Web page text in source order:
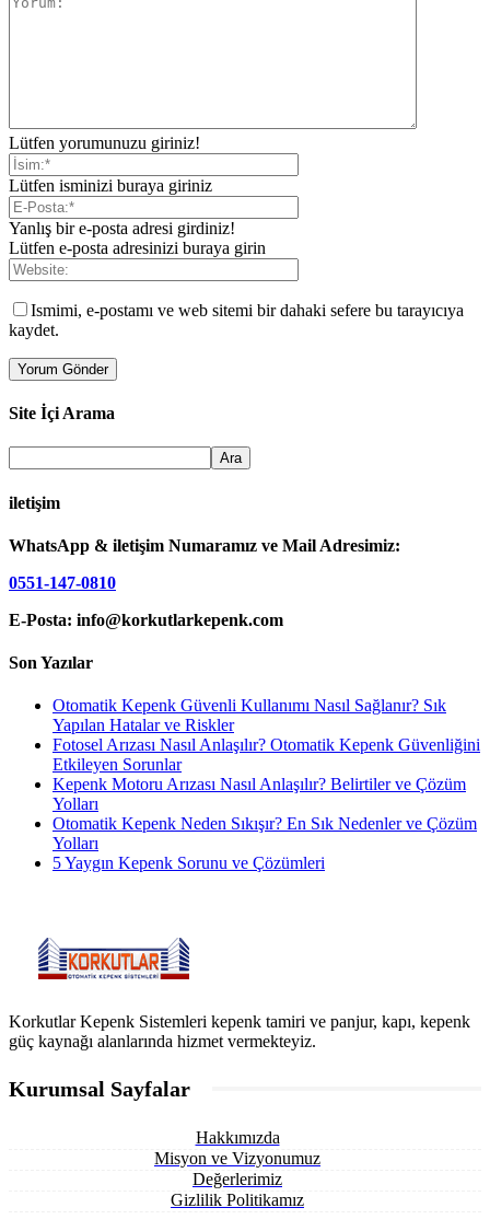
Lütfen yorumunuzu giriniz!
Lütfen isminizi buraya giriniz
Yanlış bir e-posta adresi girdiniz!
Lütfen e-posta adresinizi buraya girin
Ismimi, e-postamı ve web sitemi bir dahaki sefere bu tarayıcıya
kaydet.
Site İçi Arama
iletişim
WhatsApp & iletişim Numaramız ve Mail Adresimiz:
0551-147-0810
E-Posta: info@korkutlarkepenk.com
Son Yazılar
Otomatik Kepenk Güvenli Kullanımı Nasıl Sağlanır? Sık
Yapılan Hatalar ve Riskler
Fotosel Arızası Nasıl Anlaşılır? Otomatik Kepenk Güvenliğini
Etkileyen Sorunlar
Kepenk Motoru Arızası Nasıl Anlaşılır? Belirtiler ve Çözüm
Yolları
Otomatik Kepenk Neden Sıkışır? En Sık Nedenler ve Çözüm
Yolları
5 Yaygın Kepenk Sorunu ve Çözümleri
Korkutlar Kepenk Sistemleri kepenk tamiri ve panjur, kapı, kepenk
güç kaynağı alanlarında hizmet vermekteyiz.
Kurumsal Sayfalar
Hakkımızda
Misyon ve Vizyonumuz
Değerlerimiz
Gizlilik Politikamız